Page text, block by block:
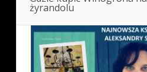
żyrandolu